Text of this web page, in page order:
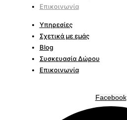
Επικοινωνία
Υπηρεσίες
Σχετικά με εμάς
Blog
Συσκευασία Δώρου
Επικοινωνία
Facebook